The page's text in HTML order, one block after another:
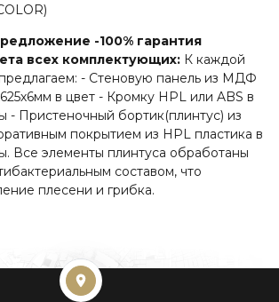
-100% гарантия
всех комплектующих: К каждой
- Стеновую панель из МДФ
в цвет - Кромку HPL или ABS в
- Пристеночный бортик(плинтус) из
покрытием из HPL пластика в
Все элементы плинтуса обработаны
составом, что
плесени и грибка.